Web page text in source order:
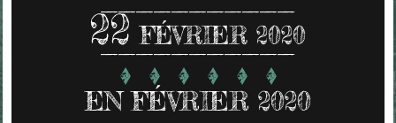
22 FÉVRIER 2020
EN FÉVRIER 2020